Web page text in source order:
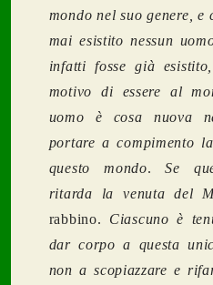
mondo nel suo genere, e
mai esistito nessun
infatti fosse già
motivo di essere al
uomo è cosa nuova
portare a compimento
questo mondo.Se
ritarda la venuta del
rabbino. Ciascuno è
dar corpo a questa
non a scopiazzare e